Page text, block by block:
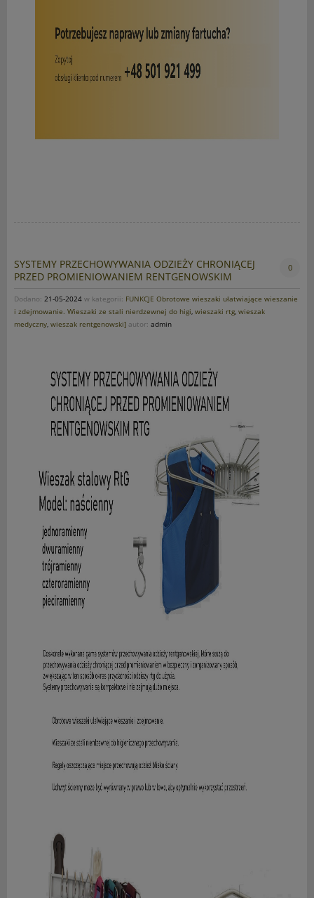
SYSTEMY PRZECHOWYWANIA ODZIEŻY CHRONIĄCEJ
PRZED PROMIENIOWANIEM RENTGENOWSKIM
0
Dodano: 21-05-2024 w kategorii: FUNKCJE Obrotowe wieszaki ułatwiające wieszanie
i zdejmowanie. Wieszaki ze stali nierdzewnej do higi, wieszaki rtg, wieszak
medyczny, wieszak rentgenowski] autor: admin